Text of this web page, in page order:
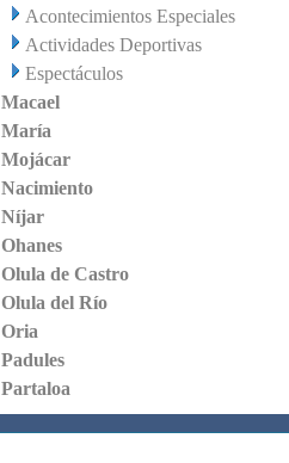
Acontecimientos Especiales
Actividades Deportivas
Espectáculos
Macael
María
Mojácar
Nacimiento
Níjar
Ohanes
Olula de Castro
Olula del Río
Oria
Padules
Partaloa